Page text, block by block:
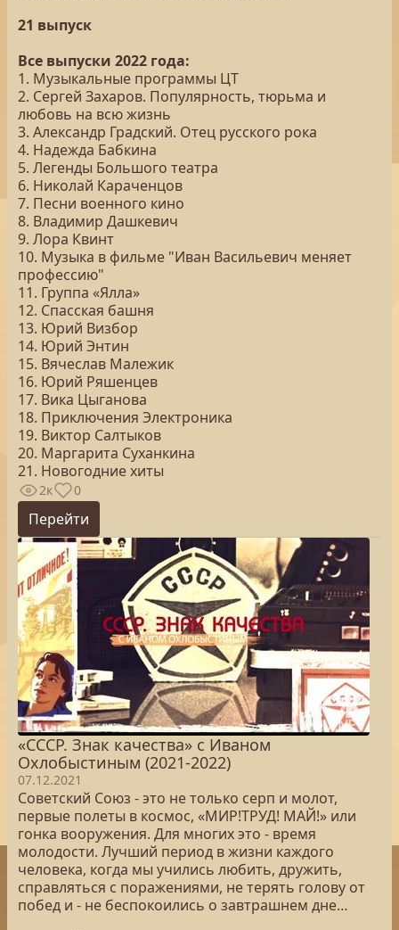
21 выпуск
Все выпуски 2022 года:
1. Музыкальные программы ЦТ
2. Сергей Захаров. Популярность, тюрьма и
любовь на всю жизнь
3. Александр Градский. Отец русского рока
4. Надежда Бабкина
5. Легенды Большого театра
6. Николай Караченцов
7. Песни военного кино
8. Владимир Дашкевич
9. Лора Квинт
10. Музыка в фильме "Иван Васильевич меняет
профессию"
11. Группа «Ялла»
12. Спасская башня
13. Юрий Визбор
14. Юрий Энтин
15. Вячеслав Малежик
16. Юрий Ряшенцев
17. Вика Цыганова
18. Приключения Электроника
19. Виктор Салтыков
20. Маргарита Суханкина
21. Новогодние хиты
2к 0
Перейти
«СССР. Знак качества» с Иваном
Охлобыстиным (2021-2022)
07.12.2021
Советский Союз - это не только серп и молот,
первые полеты в космос, «МИР!ТРУД! МАЙ!» или
гонка вооружения. Для многих это - время
молодости. Лучший период в жизни каждого
человека, когда мы учились любить, дружить,
справляться с поражениями, не терять голову от
побед и - не беспокоились о завтрашнем дне…